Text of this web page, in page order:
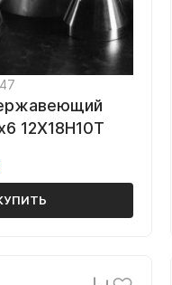
12Х18Н10Т